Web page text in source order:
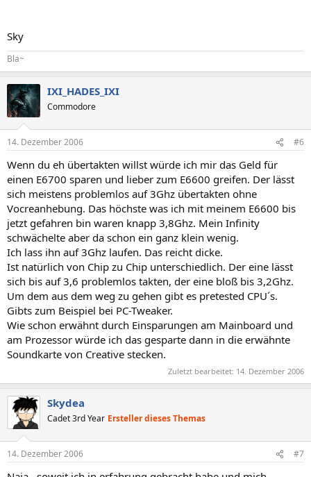
Sky
Bla~
IXI_HADES_IXI
Commodore
14. Dezember 2006 #6
Wenn du eh übertakten willst würde ich mir das Geld für
einen E6700 sparen und lieber zum E6600 greifen. Der lässt
sich meistens problemlos auf 3Ghz übertakten ohne
Vocreanhebung. Das höchste was ich mit meinem E6600 bis
jetzt gefahren bin waren knapp 3,8Ghz. Mein Infinity
schwächelte aber da schon ein ganz klein wenig.
Ich lass ihn auf 3Ghz laufen. Das reicht dicke.
Ist natürlich von Chip zu Chip unterschiedlich. Der eine lässt
sich bis auf 3,6 problemlos takten, der eine bloß bis 3,2Ghz.
Um dem aus dem weg zu gehen gibt es pretested CPU´s.
Gibts zum Beispiel bei PC-Tweaker.
Wie schon erwähnt durch Einsparungen am Mainboard und
am Prozessor würde ich das gesparte dann in die erwähnte
Soundkarte von Creative stecken.
Zuletzt bearbeitet: 14. Dezember 2006
Skydea
Cadet 3rd Year Ersteller dieses Themas
14. Dezember 2006 #7